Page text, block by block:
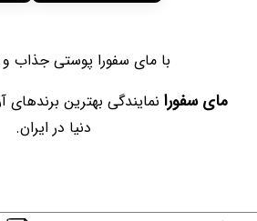
با مای سفورا پوستی جذاب و
مای سفورا نمایندگی بهترین برندهای
دنیا در ایران.